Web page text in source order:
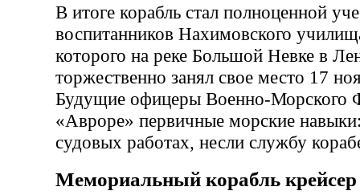
В итоге корабль стал полноценной
воспитанников Нахимовского
которого на реке Большой Невке в
торжественно занял свое место 17
Будущие офицеры Военно-Морского
«Авроре» первичные морские
судовых работах, несли службу
Мемориальный корабль